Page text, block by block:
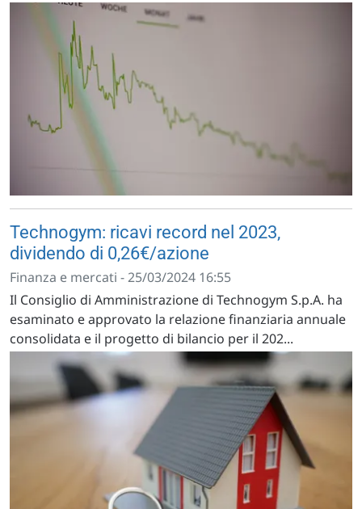
Technogym: ricavi record nel 2023,
dividendo di 0,26€/azione
Finanza e mercati - 25/03/2024 16:55
Il Consiglio di Amministrazione di Technogym S.p.A. ha
esaminato e approvato la relazione finanziaria annuale
consolidata e il progetto di bilancio per il 202...